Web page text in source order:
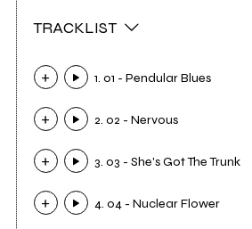
TRACKLIST
1. 01 - Pendular Blues
2. 02 - Nervous
3. 03 - She's Got The Trunk
4. 04 - Nuclear Flower